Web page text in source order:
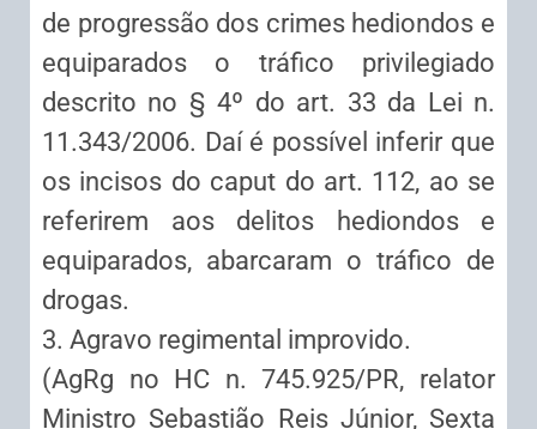
de progressão dos crimes hediondos e
equiparados o tráfico privilegiado
descrito no § 4º do art. 33 da Lei n.
11.343/2006. Daí é possível inferir que
os incisos do caput do art. 112, ao se
referirem aos delitos hediondos e
equiparados, abarcaram o tráfico de
drogas.
3. Agravo regimental improvido.
(AgRg no HC n. 745.925/PR, relator
Ministro Sebastião Reis Júnior, Sexta